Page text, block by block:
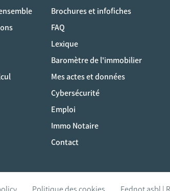
Brochures et infofiches
FAQ
Lexique
Baromètre de l'immobilier
Mes actes et données
Cybersécurité
Emploi
Immo Notaire
Contact